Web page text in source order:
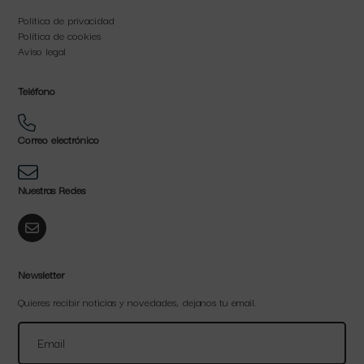
Política de privacidad
Política de cookies
Aviso legal
Teléfono
Correo electrónico
Nuestras Redes
Newsletter
Quieres recibir noticias y novedades, dejanos tu email.